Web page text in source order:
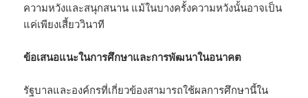
ความหวังและสนุกสนาน แม้ในบางครั้งความหวังนั้นอาจเป็น
แค่เพียงเสี้ยววินาที
ข้อเสนอแนะในการศึกษาและการพัฒนาในอนาคต
รัฐบาลและองค์กรที่เกี่ยวข้องสามารถใช้ผลการศึกษานี้ใน